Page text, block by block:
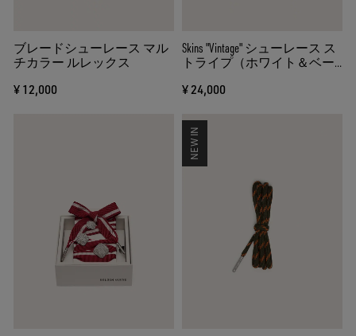
ブレードシューレース マル
チカラー ルレックス
¥ 12,000
Skins "Vintage" シューレース ス
トライプ（ホワイト＆ベー
¥ 24,000
NEW IN